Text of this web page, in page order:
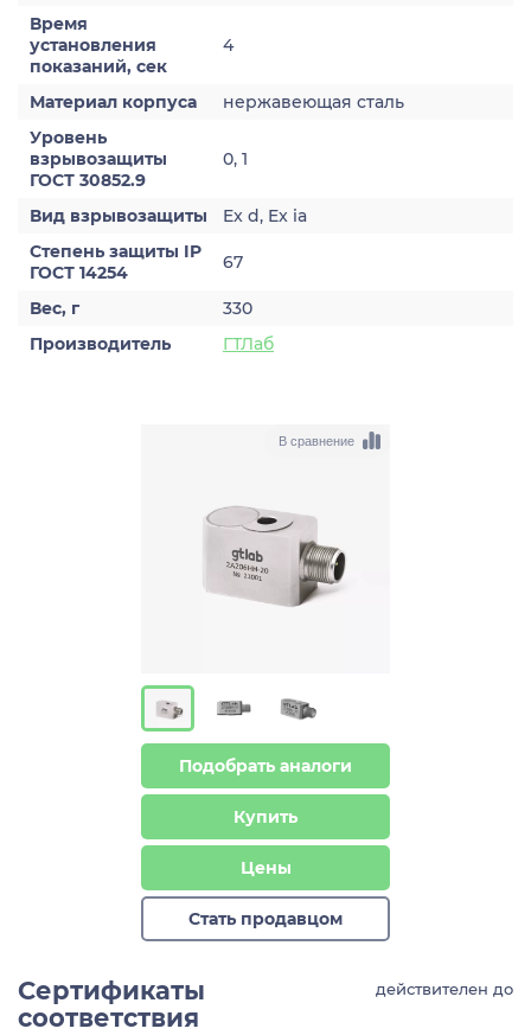
Время
установления
показаний, сек
4
Материал корпуса
нержавеющая сталь
Уровень
взрывозащиты
ГОСТ 30852.9
0, 1
Вид взрывозащиты
Ex d, Ex ia
Степень защиты IP
ГОСТ 14254
67
Вес, г
330
Производитель
ГТЛаб
В сравнение
Подобрать аналоги
Купить
Цены
Стать продавцом
Сертификаты
соответствия
действителен до